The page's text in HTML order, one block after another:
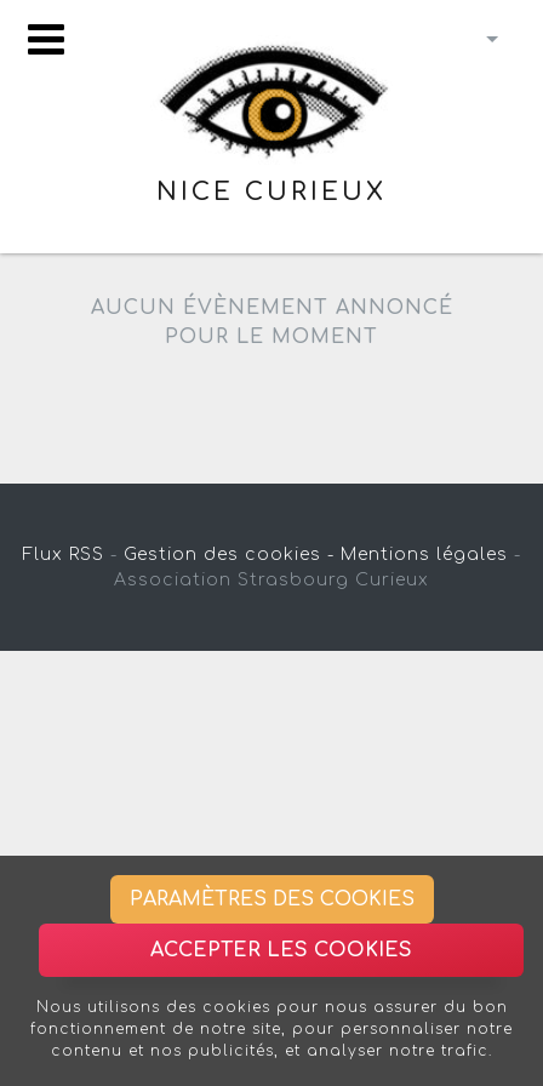
NICE CURIEUX
AUCUN ÉVÈNEMENT ANNONCÉ
POUR LE MOMENT
Flux RSS - Gestion des cookies - Mentions légales -
Association Strasbourg Curieux
PARAMÈTRES DES COOKIES
ACCEPTER LES COOKIES
Nous utilisons des cookies pour nous assurer du bon
fonctionnement de notre site, pour personnaliser notre
contenu et nos publicités, et analyser notre trafic.